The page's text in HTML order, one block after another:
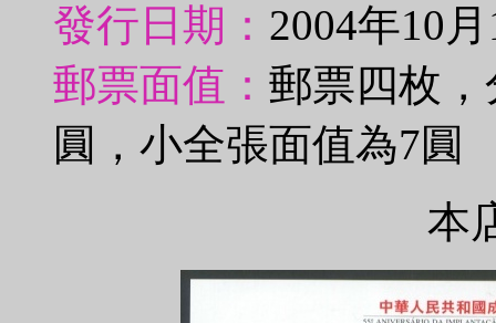
發行日期： 2004年10
郵票面值： 郵票四枚，
圓，小全張面值為7圓
本